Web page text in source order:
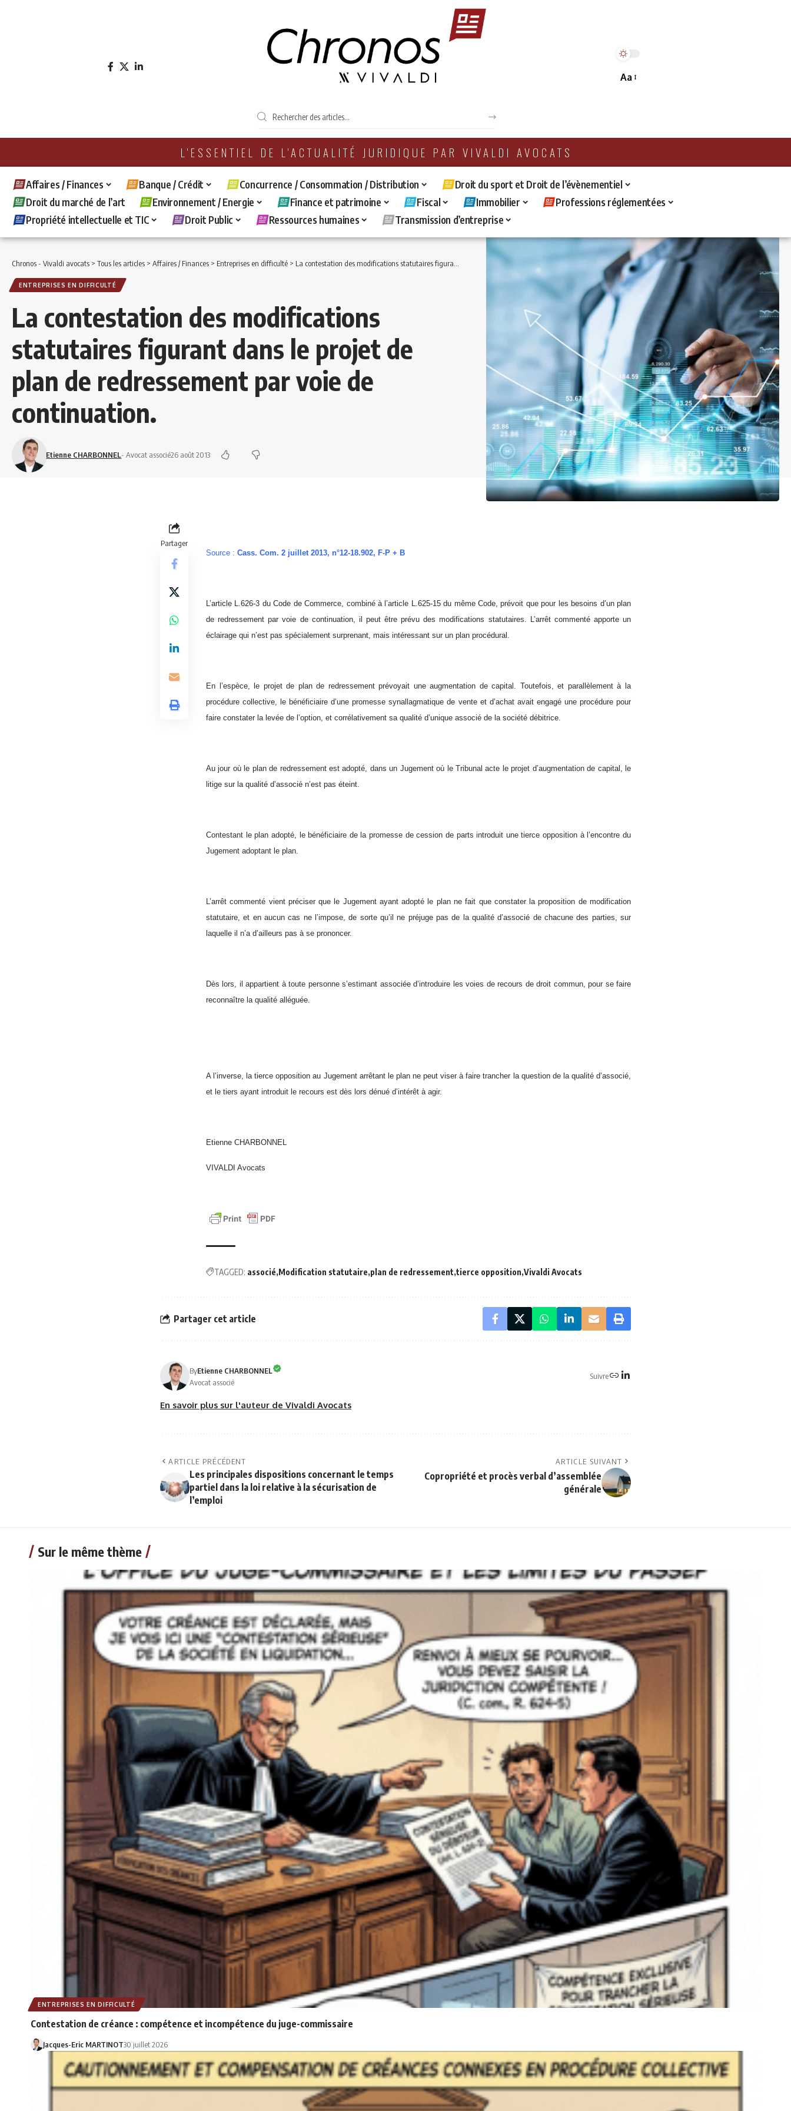
Aa
L'ESSENTIEL DE L'ACTUALITÉ JURIDIQUE PAR VIVALDI AVOCATS
Affaires / Finances Banque / Crédit Concurrence / Consommation / Distribution
Droit du sport et Droit de l’évènementiel
Droit du marché de l’art
Environnement / Energie Finance et patrimoine Fiscal Immobilier
Professions réglementées
Propriété intellectuelle et TIC
Droit Public Ressources humaines Transmission d’entreprise
Chronos - Vivaldi avocats > Tous les articles > Affaires / Finances > Entreprises en difficulté > La contestation des modifications statutaires figurant dans le projet de plan de redressement par voie de continuation.
ENTREPRISES EN DIFFICULTÉ
La contestation des modifications
statutaires figurant dans le projet de
plan de redressement par voie de
continuation.
Etienne CHARBONNEL- Avocat associé26 août 2013
Partager
Source : Cass. Com. 2 juillet 2013, n°12-18.902, F-P + B
L’article L.626-3 du Code de Commerce, combiné à l’article L.625-15 du même Code, prévoit que pour les besoins d’un plan
de redressement par voie de continuation, il peut être prévu des modifications statutaires. L’arrêt commenté apporte un
éclairage qui n’est pas spécialement surprenant, mais intéressant sur un plan procédural.
En l’espèce, le projet de plan de redressement prévoyait une augmentation de capital. Toutefois, et parallèlement à la
procédure collective, le bénéficiaire d’une promesse synallagmatique de vente et d’achat avait engagé une procédure pour
faire constater la levée de l’option, et corrélativement sa qualité d’unique associé de la société débitrice.
Au jour où le plan de redressement est adopté, dans un Jugement où le Tribunal acte le projet d’augmentation de capital, le
litige sur la qualité d’associé n’est pas éteint.
Contestant le plan adopté, le bénéficiaire de la promesse de cession de parts introduit une tierce opposition à l’encontre du
Jugement adoptant le plan.
L’arrêt commenté vient préciser que le Jugement ayant adopté le plan ne fait que constater la proposition de modification
statutaire, et en aucun cas ne l’impose, de sorte qu’il ne préjuge pas de la qualité d’associé de chacune des parties, sur
laquelle il n’a d’ailleurs pas à se prononcer.
Dès lors, il appartient à toute personne s’estimant associée d’introduire les voies de recours de droit commun, pour se faire
reconnaître la qualité alléguée.
A l’inverse, la tierce opposition au Jugement arrêtant le plan ne peut viser à faire trancher la question de la qualité d’associé,
et le tiers ayant introduit le recours est dès lors dénué d’intérêt à agir.
Etienne CHARBONNEL
VIVALDI Avocats
TAGGED: associé Modification statutaire plan de redressement tierce opposition Vivaldi Avocats
Partager cet article
ByEtienne CHARBONNEL
Avocat associé
Suivre
En savoir plus sur l'auteur de Vivaldi Avocats
ARTICLE PRÉCÉDENT
Les principales dispositions concernant le temps
partiel dans la loi relative à la sécurisation de
l’emploi
ARTICLE SUIVANT
Copropriété et procès verbal d’assemblée
générale
Sur le même thème
ENTREPRISES EN DIFFICULTÉ
Contestation de créance : compétence et incompétence du juge-commissaire
Jacques-Eric MARTINOT30 juillet 2026